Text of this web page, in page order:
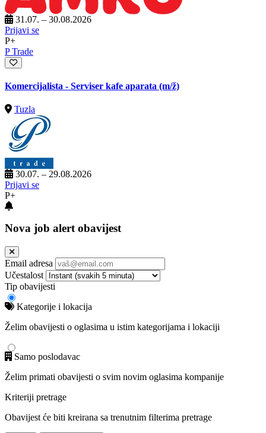
31.07. – 30.08.2026
Prijavi se
P+
P Trade
Komercijalista - Serviser kafe aparata (m/ž)
Tuzla
30.07. – 29.08.2026
Prijavi se
P+
Nova job alert obavijest
Email adresa
Učestalost
Tip obavijesti
Kategorije i lokacija
Želim obavijesti o oglasima u istim kategorijama i lokaciji
Samo poslodavac
Želim primati obavijesti o svim novim oglasima kompanije
Kriteriji pretrage
Obavijest će biti kreirana sa trenutnim filterima pretrage